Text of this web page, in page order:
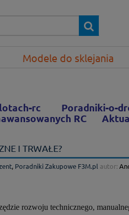
Modele do sklejania
rc Poradniki-o-
RC
I TRWAŁE?
, Poradniki Zakupowe F3M.pl autor:
rozwoju technicznego,